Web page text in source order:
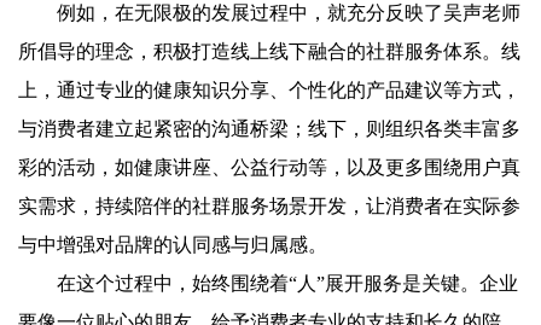
例如，在无限极的发展过程中，就充分反映了吴声老师
所倡导的理念，积极打造线上线下融合的社群服务体系。线
上，通过专业的健康知识分享、个性化的产品建议等方式，
与消费者建立起紧密的沟通桥梁；线下，则组织各类丰富多
彩的活动，如健康讲座、公益行动等，以及更多围绕用户真
实需求，持续陪伴的社群服务场景开发，让消费者在实际参
与中增强对品牌的认同感与归属感。
在这个过程中，始终围绕着“人”展开服务是关键。企业